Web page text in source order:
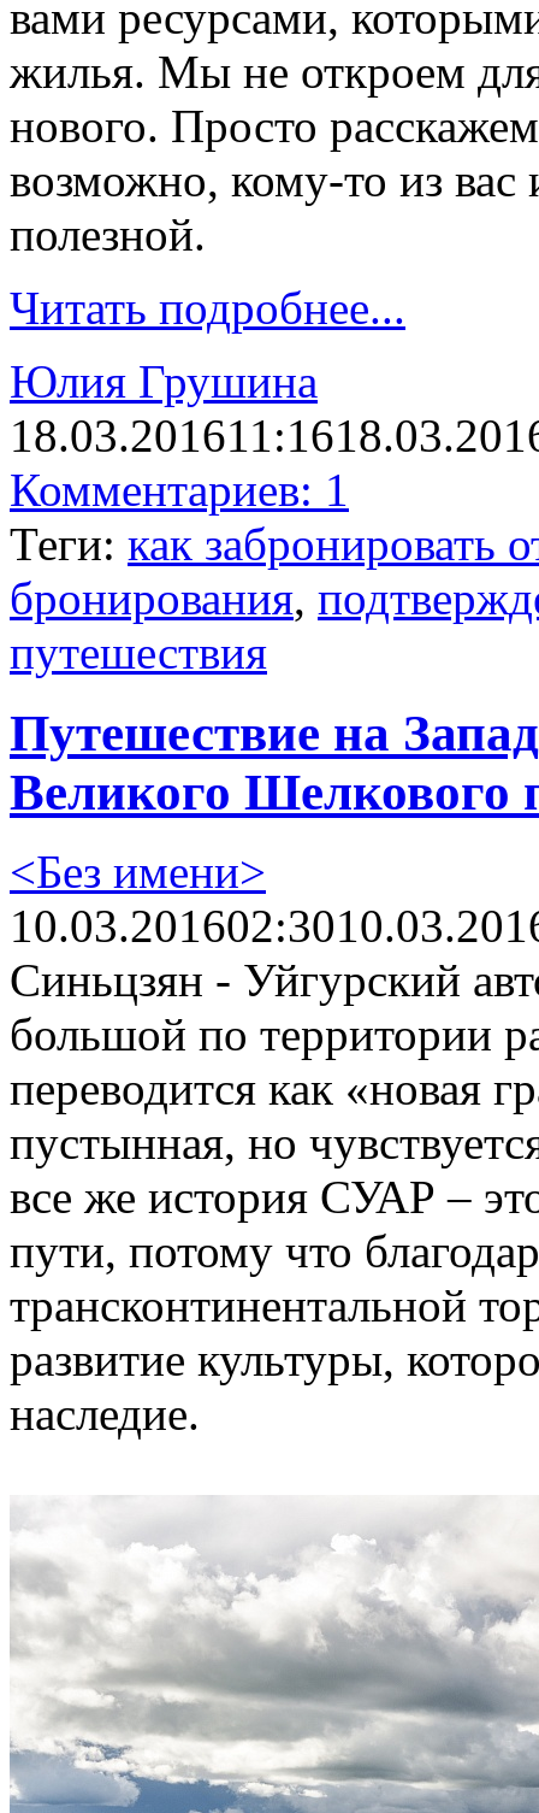
вами ресурсами,
жилья. Мы не откроем
нового. Просто
возможно, кому-то из
полезной.
Читать подробнее...
Юлия Грушина
18.03.201611:16
Комментариев: 1
Теги: как забронировать
бронирования,
путешествия
Путешествие на
Великого Шелкового
<Без имени>
10.03.201602:30
Синьцзян - Уйгурский
большой по территории
переводится как «новая
пустынная, но
все же история СУАР –
пути, потому что
трансконтинентальной
развитие культуры,
наследие.